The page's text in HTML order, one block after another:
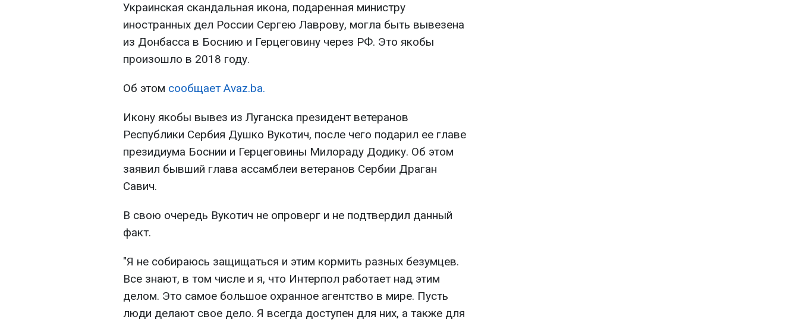
Украинская скандальная икона, подаренная министру
иностранных дел России Сергею Лаврову, могла быть вывезена
из Донбасса в Боснию и Герцеговину через РФ. Это якобы
произошло в 2018 году.
Об этом сообщает Avaz.ba.
Икону якобы вывез из Луганска президент ветеранов
Республики Сербия Душко Вукотич, после чего подарил ее главе
президиума Боснии и Герцеговины Милораду Додику. Об этом
заявил бывший глава ассамблеи ветеранов Сербии Драган
Савич.
В свою очередь Вукотич не опроверг и не подтвердил данный
факт.
"Я не собираюсь защищаться и этим кормить разных безумцев.
Все знают, в том числе и я, что Интерпол работает над этим
делом. Это самое большое охранное агентство в мире. Пусть
люди делают свое дело. Я всегда доступен для них, а также для